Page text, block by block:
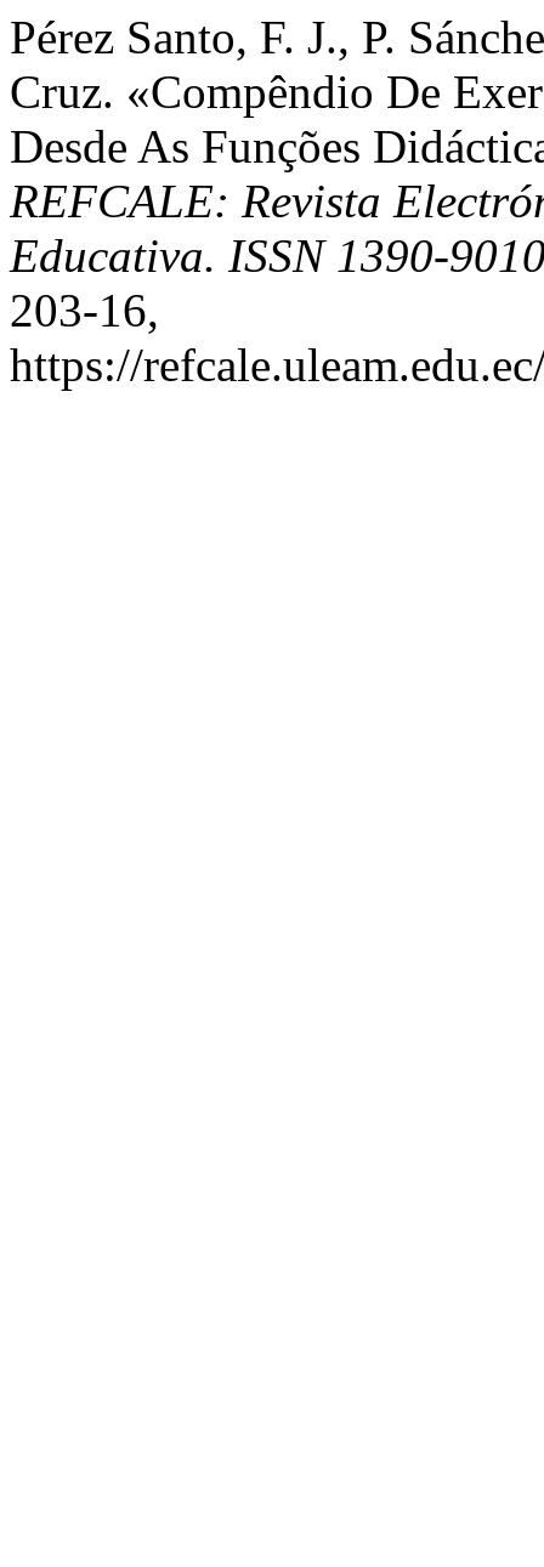
Pérez Santo, F. J., P.
Cruz. «Compêndio De
Desde As Funções
REFCALE: Revista
Educativa. ISSN 1390-
203-16,
https://